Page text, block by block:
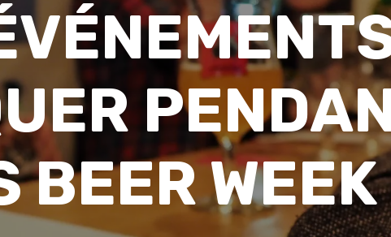
BEER WEEK